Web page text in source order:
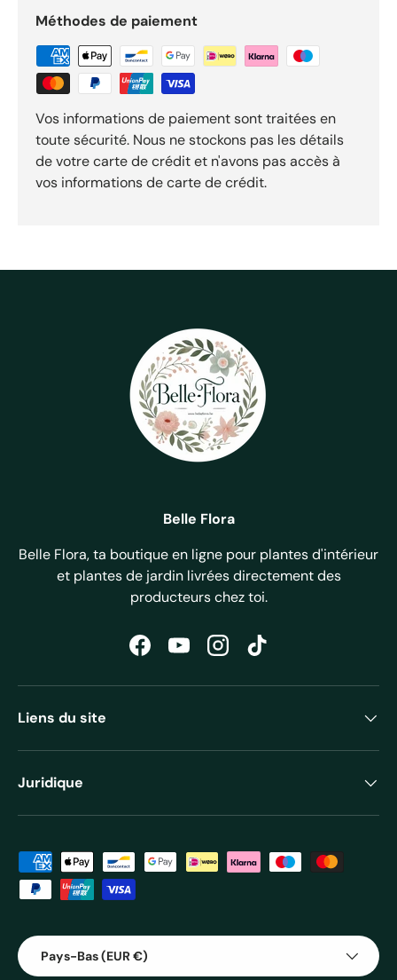
Méthodes de paiement
Vos informations de paiement sont traitées en
toute sécurité. Nous ne stockons pas les détails
de votre carte de crédit et n'avons pas accès à
vos informations de carte de crédit.
Belle Flora
Belle Flora, ta boutique en ligne pour plantes d'intérieur
et plantes de jardin livrées directement des
producteurs chez toi.
FacebookYouTubeInstagramTikTok
Liens du site
Juridique
Moyens de paiement acceptés
Pays
Pays-Bas (EUR €)